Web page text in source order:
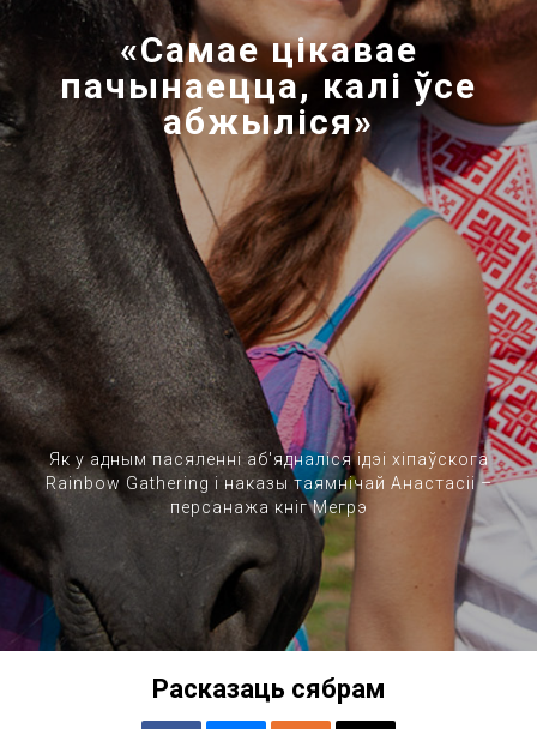
«Самае цікавае
пачынаецца, калі ўсе
абжыліся»
Як у адным пасяленні аб'ядналіся ідэі хіпаўскога
Rainbow Gathering і наказы таямнічай Анастасіі –
персанажа кніг Мегрэ
Расказаць сябрам